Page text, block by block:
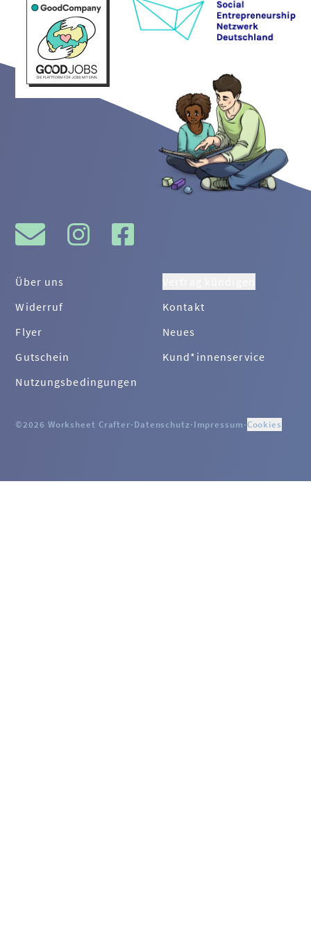
Über uns
Widerruf
Kontakt
Flyer
Neues
Gutschein
Kund*innenservice
Nutzungsbedingungen
©2026 Worksheet Crafter·Datenschutz·Impressum·Cookies